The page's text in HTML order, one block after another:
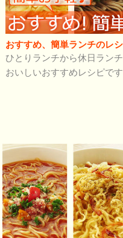
おすすめ、簡単ランチのレ
ひとりランチから休日ラン
おいしいおすすめレシピです